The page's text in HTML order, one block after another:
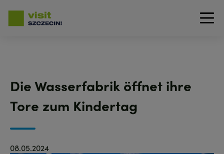
Die Wasserfabrik öffnet ihre
Tore zum Kindertag
08.05.2024